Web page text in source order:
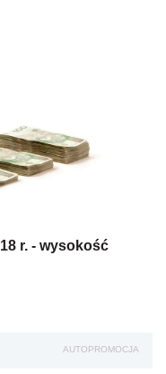
r. - wysokość
AUTOPROMOCJA